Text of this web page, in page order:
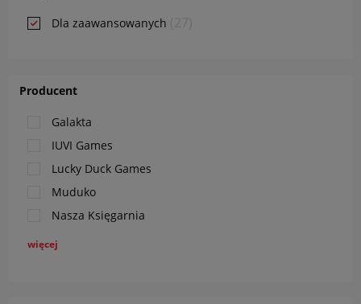
Dla zaawansowanych
Producent
Galakta
IUVI Games
Lucky Duck Games
Muduko
Nasza Księgarnia
więcej